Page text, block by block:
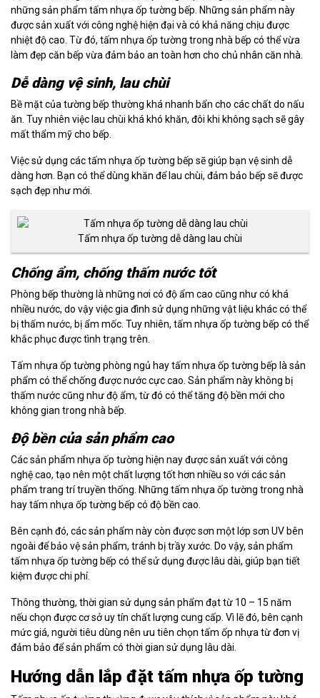
những sản phẩm tấm nhựa ốp tường bếp. Những sản phẩm này
được sản xuất với công nghệ hiện đại và có khả năng chịu được
nhiệt độ cao. Từ đó, tấm nhựa ốp tường trong nhà bếp có thể vừa
làm đẹp căn bếp vừa đảm bảo an toàn hơn cho chủ nhân căn nhà.
Dễ dàng vệ sinh, lau chùi
Bề mặt của tường bếp thường khá nhanh bẩn cho các chất do nấu
ăn. Tuy nhiên việc lau chùi khá khó khăn, đôi khi không sạch sẽ gây
mất thẩm mỹ cho bếp.
Việc sử dụng các tấm nhựa ốp tường bếp sẽ giúp bạn vệ sinh dễ
dàng hơn. Bạn có thể dùng khăn để lau chùi, đảm bảo bếp sẽ được
sạch đẹp như mới.
Tấm nhựa ốp tường dễ dàng lau chùi
Chống ẩm, chống thấm nước tốt
Phòng bếp thường là những nơi có độ ẩm cao cũng như có khá
nhiều nước, do vậy việc gia đình sử dụng những vật liệu khác có thể
bị thấm nước, bị ẩm mốc. Tuy nhiên, tấm nhựa ốp tường bếp có thể
khắc phục được tình trạng trên.
Tấm nhựa ốp tường phòng ngủ hay tấm nhựa ốp tường bếp là sản
phẩm có thể chống được nước cực cao. Sản phẩm này không bị
thấm nước cũng như độ ẩm, từ đó có thể tăng độ bền mới cho
không gian trong nhà bếp.
Độ bền của sản phẩm cao
Các sản phẩm nhựa ốp tường hiện nay được sản xuất với công
nghệ cao, tạo nên một chất lượng tốt hơn nhiều so với các sản
phẩm trang trí truyền thống. Những tấm nhựa ốp tường trong nhà
hay tấm nhựa ốp tường bếp có độ bền cao.
Bên cạnh đó, các sản phẩm này còn được sơn một lớp sơn UV bên
ngoài để bảo vệ sản phẩm, tránh bị trầy xước. Do vậy, sản phẩm
tấm nhựa ốp tường bếp có thể sử dụng được lâu dài, giúp bạn tiết
kiệm được chi phí.
Thông thường, thời gian sử dụng sản phẩm đạt từ 10 – 15 năm
nếu chọn được cơ sở uy tín chất lượng cung cấp. Vì lẽ đó, bên cạnh
mức giá, người tiêu dùng nên ưu tiên chọn tấm ốp nhựa từ đơn vị
đảm bảo để sản phẩm có thời gian sử dụng lâu dài.
Hướng dẫn lắp đặt tấm nhựa ốp tường